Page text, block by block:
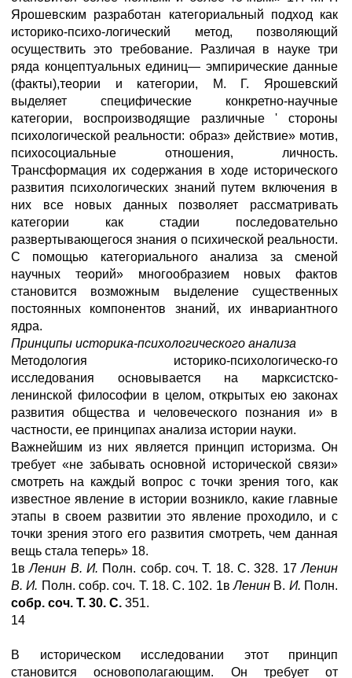
Ярошевским разработан категориальный подход как
историко-психо-логический метод, позволяющий
осуществить это требование. Различая в науке три
ряда концептуальных единиц— эмпирические данные
(факты),теории и категории, М. Г. Ярошевский
выделяет специфические конкретно-научные
категории, воспроизводящие различные ' стороны
психологической реальности: образ» действие» мотив,
психосоциальные отношения, личность.
Трансформация их содержания в ходе исторического
развития психологических знаний путем включения в
них все новых данных позволяет рассматривать
категории как стадии последовательно
развертывающегося знания о психической реальности.
С помощью категориального анализа за сменой
научных теорий» многообразием новых фактов
становится возможным выделение существенных
постоянных компонентов знаний, их инвариантного
ядра.
Принципы историка-психологического анализа
Методология историко-психологическо-го
исследования основывается на марксистско-
ленинской философии в целом, открытых ею законах
развития общества и человеческого познания и» в
частности, ее принципах анализа истории науки.
Важнейшим из них является принцип историзма. Он
требует «не забывать основной исторической связи»
смотреть на каждый вопрос с точки зрения того, как
известное явление в истории возникло, какие главные
этапы в своем развитии это явление проходило, и с
точки зрения этого его развития смотреть, чем данная
вещь стала теперь» 18.
1вЛенин В. И. Полн. собр. соч. Т. 18. С. 328. 17Ленин
В. И. Полн. собр. соч. Т. 18. С. 102. 1вЛенин В. И. Полн.
собр. соч. Т. 30. С. 351.
14
В историческом исследовании этот принцип
становится основополагающим. Он требует от